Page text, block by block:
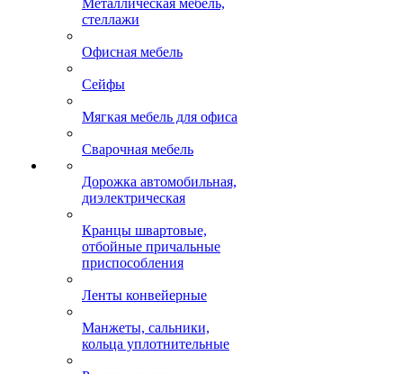
Металлическая мебель,
стеллажи
Офисная мебель
Сейфы
Мягкая мебель для офиса
Сварочная мебель
Дорожка автомобильная,
диэлектрическая
Кранцы швартовые,
отбойные причальные
приспособления
Ленты конвейерные
Манжеты, сальники,
кольца уплотнительные